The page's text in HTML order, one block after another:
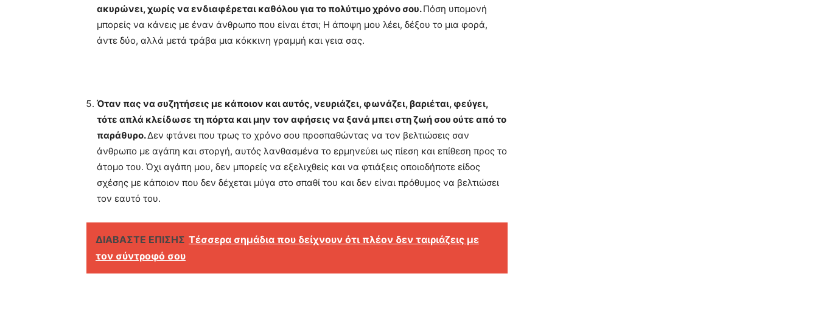
ακυρώνει, χωρίς να ενδιαφέρεται καθόλου για το πολύτιμο χρόνο σου.Πόση υπομονή
μπορείς να κάνεις με έναν άνθρωπο που είναι έτσι; Η άποψη μου λέει, δέξου το μια φορά,
άντε δύο, αλλά μετά τράβα μια κόκκινη γραμμή και γεια σας.
Όταν πας να συζητήσεις με κάποιον και αυτός, νευριάζει, φωνάζει, βαριέται, φεύγει,
τότε απλά κλείδωσε τη πόρτα και μην τον αφήσεις να ξανά μπει στη ζωή σου ούτε από το
παράθυρο.Δεν φτάνει που τρως το χρόνο σου προσπαθώντας να τον βελτιώσεις σαν
άνθρωπο με αγάπη και στοργή, αυτός λανθασμένα το ερμηνεύει ως πίεση και επίθεση προς το
άτομο του. Όχι αγάπη μου, δεν μπορείς να εξελιχθείς και να φτιάξεις οποιοδήποτε είδος
σχέσης με κάποιον που δεν δέχεται μύγα στο σπαθί του και δεν είναι πρόθυμος να βελτιώσει
τον εαυτό του.
ΔΙΑΒΑΣΤΕ ΕΠΙΣΗΣ Τέσσερα σημάδια που δείχνουν ότι πλέον δεν ταιριάζεις με
τον σύντροφό σου